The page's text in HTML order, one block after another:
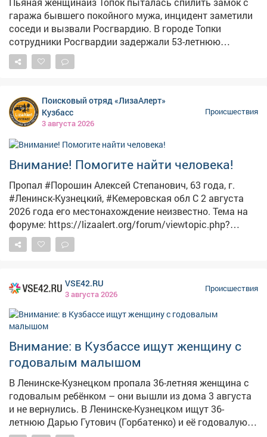
гаража бывшего покойного мужа, инцидент заметили
соседи и вызвали Росгвардию. В городе Топки
сотрудники Росгвардии задержали 53-летнюю
местную жительницу, которая пыталась завладеть
имуществом бывшего супруга. Как сообщает
во дворе дома на улице Советской. Очевидцы
заметили женщину с признаками алкогольного
опьянения, которая пыталась спилить навесной замок
полицию. Прибывший экипаж вневедомственной
охраны пресёк противоправные действия. Как
выяснилось, задержанная – бывшая супруга
владельца гаража. Она пыталась получить доступ к
его имуществу. Женщину передали сотрудникам
полиции для дальнейшего разбирательства.
Проводится проверка.
Поисковый отряд «ЛизаАлерт»
Кузбасс
3 августа 2026
Происшествия
Внимание! Помогите найти человека!
Пропал #Порошин Алексей Степанович, 63 года, г.
#Ленинск-Кузнецкий, #Кемеровская обл С 2 августа
2026 года его местонахождение неизвестно. Тема на
форуме: https://lizaalert.org/forum/viewtopic.php?
p=1173930 Инфорг: Эпсмак (Анастасия) 89609091410
#ЛизаАлерт #ЛизаАлертКузбасс #ПропалЧеловек
VSE42.RU
3 августа 2026
Происшествия
Внимание: в Кузбассе ищут женщину с
годовалым малышом
В Ленинске-Кузнецком пропала 36-летняя женщина с
годовалым ребёнком – они вышли из дома 3 августа
и не вернулись. В Ленинске-Кузнецком ищут 36-
летнюю Дарью Гутович (Горбатенко) и её годовалую